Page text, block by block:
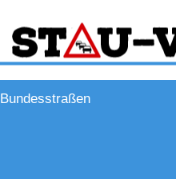
Bundesstraßen